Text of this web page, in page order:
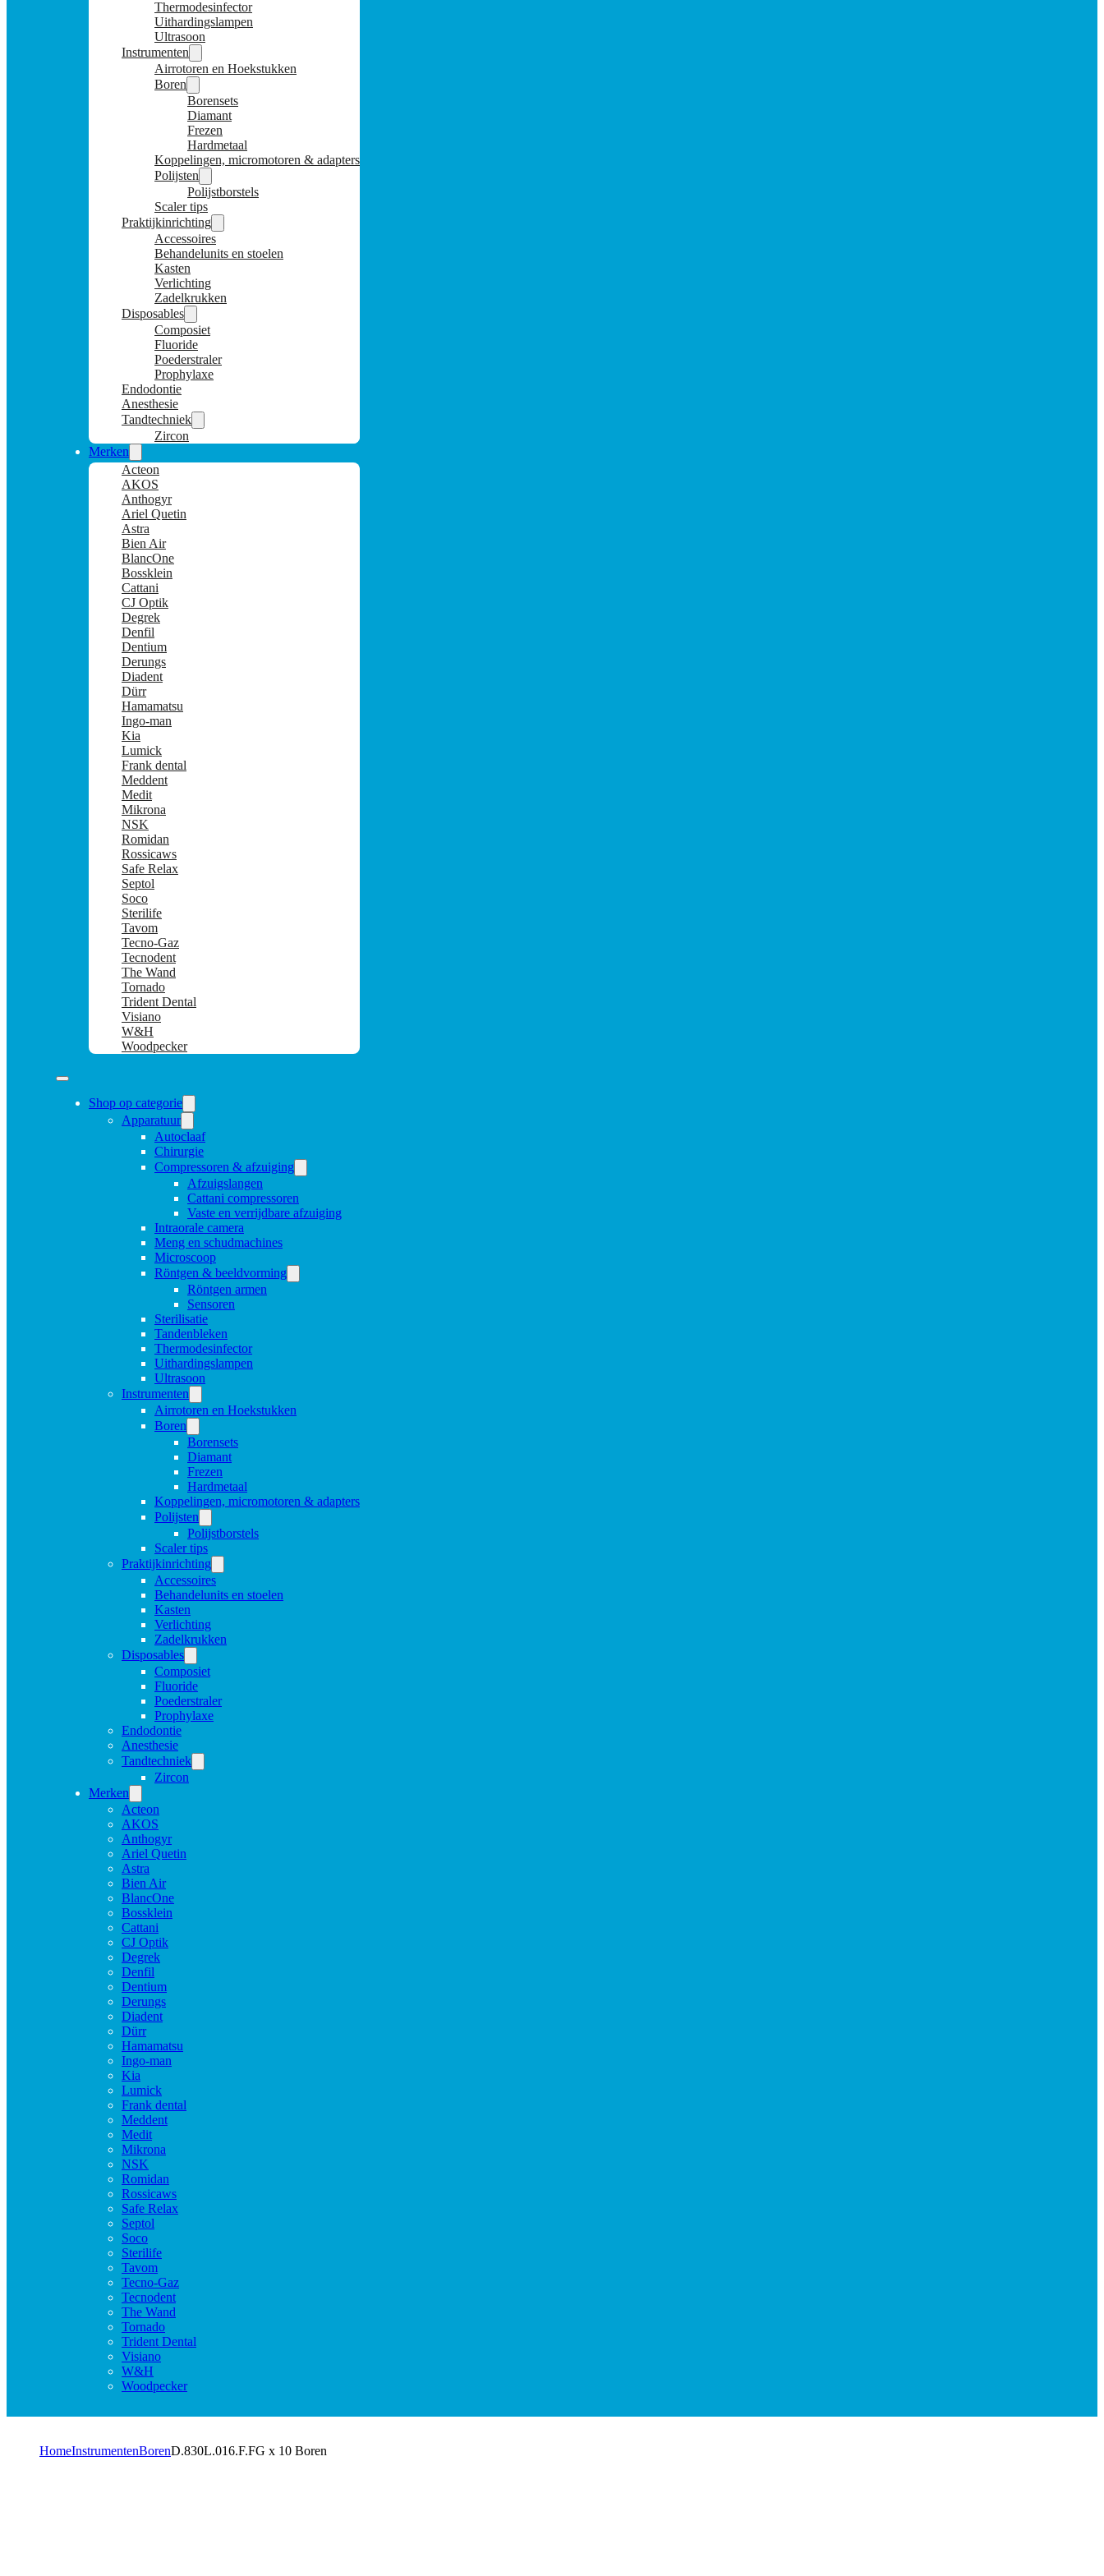
Thermodesinfector
Uithardingslampen
Ultrasoon
Instrumenten
Airrotoren en Hoekstukken
Boren
Borensets
Diamant
Frezen
Hardmetaal
Koppelingen, micromotoren & adapters
Polijsten
Polijstborstels
Scaler tips
Praktijkinrichting
Accessoires
Behandelunits en stoelen
Kasten
Verlichting
Zadelkrukken
Disposables
Composiet
Fluoride
Poederstraler
Prophylaxe
Endodontie
Anesthesie
Tandtechniek
Zircon
Merken
Acteon
AKOS
Anthogyr
Ariel Quetin
Astra
Bien Air
BlancOne
Bossklein
Cattani
CJ Optik
Degrek
Denfil
Dentium
Derungs
Diadent
Dürr
Hamamatsu
Ingo-man
Kia
Lumick
Frank dental
Meddent
Medit
Mikrona
NSK
Romidan
Rossicaws
Safe Relax
Septol
Soco
Sterilife
Tavom
Tecno-Gaz
Tecnodent
The Wand
Tornado
Trident Dental
Visiano
W&H
Woodpecker
Shop op categorie
Apparatuur
Autoclaaf
Chirurgie
Compressoren & afzuiging
Afzuigslangen
Cattani compressoren
Vaste en verrijdbare afzuiging
Intraorale camera
Meng en schudmachines
Microscoop
Röntgen & beeldvorming
Röntgen armen
Sensoren
Sterilisatie
Tandenbleken
Thermodesinfector
Uithardingslampen
Ultrasoon
Instrumenten
Airrotoren en Hoekstukken
Boren
Borensets
Diamant
Frezen
Hardmetaal
Koppelingen, micromotoren & adapters
Polijsten
Polijstborstels
Scaler tips
Praktijkinrichting
Accessoires
Behandelunits en stoelen
Kasten
Verlichting
Zadelkrukken
Disposables
Composiet
Fluoride
Poederstraler
Prophylaxe
Endodontie
Anesthesie
Tandtechniek
Zircon
Merken
Acteon
AKOS
Anthogyr
Ariel Quetin
Astra
Bien Air
BlancOne
Bossklein
Cattani
CJ Optik
Degrek
Denfil
Dentium
Derungs
Diadent
Dürr
Hamamatsu
Ingo-man
Kia
Lumick
Frank dental
Meddent
Medit
Mikrona
NSK
Romidan
Rossicaws
Safe Relax
Septol
Soco
Sterilife
Tavom
Tecno-Gaz
Tecnodent
The Wand
Tornado
Trident Dental
Visiano
W&H
Woodpecker
HomeInstrumentenBorenD.830L.016.F.FG x 10 Boren